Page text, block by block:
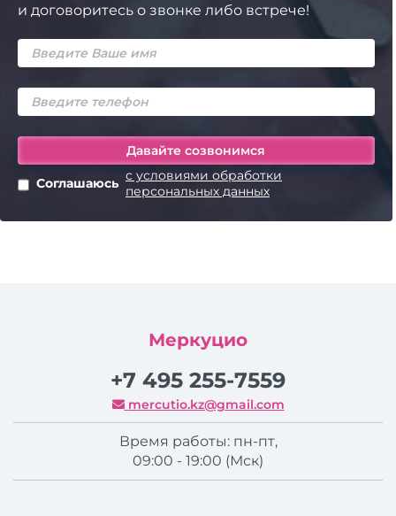
и договоритесь о звонке либо встрече!
Соглашаюсь с условиями обработки
персональных данных
Меркуцио
+7 495 255-7559
mercutio.kz@gmail.com
Время работы: пн-пт,
09:00 - 19:00 (Мск)